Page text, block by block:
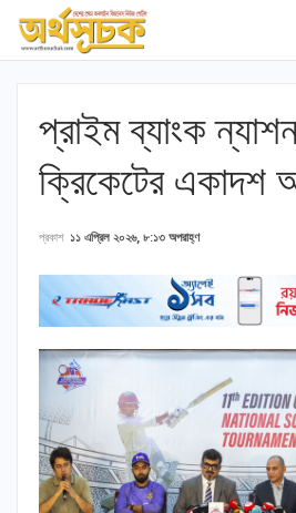
প্রাইম ব্যাংক
ক্রিকেটের
প্রকাশ ১১ এপ্রিল ২০২৬, ৮:১৩ অপরাহ্ণ